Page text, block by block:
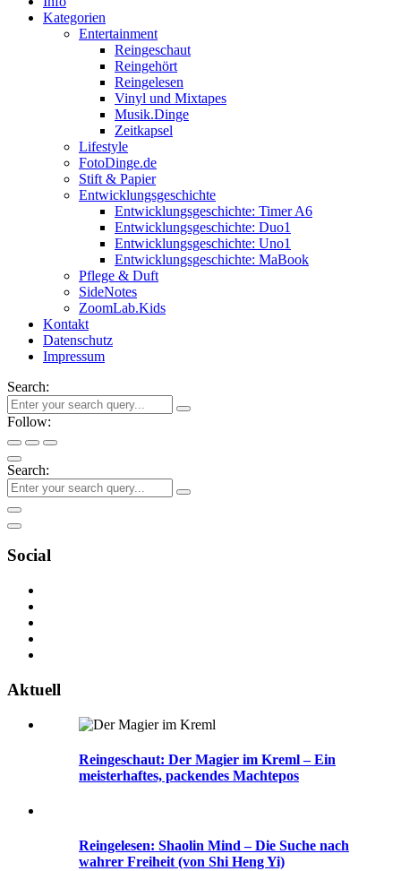
Kategorien
Entertainment
Reingeschaut
Reingehört
Reingelesen
Vinyl und Mixtapes
Musik.Dinge
Zeitkapsel
Lifestyle
FotoDinge.de
Stift & Papier
Entwicklungsgeschichte
Entwicklungsgeschichte: Timer A6
Entwicklungsgeschichte: Duo1
Entwicklungsgeschichte: Uno1
Entwicklungsgeschichte: MaBook
Pflege & Duft
SideNotes
ZoomLab.Kids
Kontakt
Datenschutz
Impressum
Search:
Follow:
Search:
Social
Aktuell
Reingeschaut: Der Magier im Kreml – Ein
meisterhaftes, packendes Machtepos
Reingelesen: Shaolin Mind – Die Suche nach
wahrer Freiheit (von Shi Heng Yi)